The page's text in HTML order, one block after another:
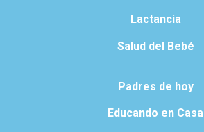
Lactancia
Salud del Bebé
Padres de hoy
Educando en Casa